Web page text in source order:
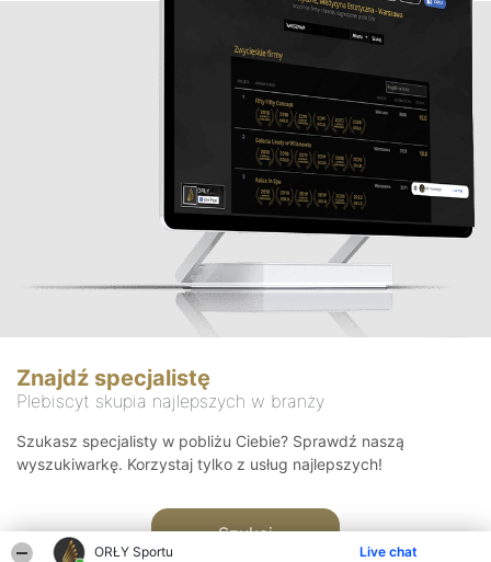
ORŁY Sportu Live chat
Znajdź specjalistę
Plebiscyt skupia najlepszych w branży
Szukasz specjalisty w pobliżu Ciebie? Sprawdź naszą
wyszukiwarkę. Korzystaj tylko z usług najlepszych!
Szukaj